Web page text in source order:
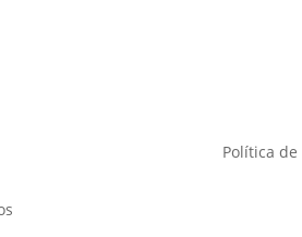
Política